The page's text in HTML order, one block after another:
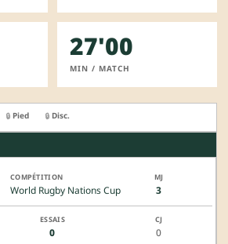
27'00
MIN / MATCH
🔒 Pied 🔒 Disc.
World Rugby Nations Cup 3
0 0